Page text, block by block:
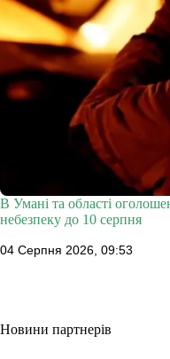
В Умані та області
небезпеку до 10 серпня
04 Серпня 2026, 09:53
Новини партнерів